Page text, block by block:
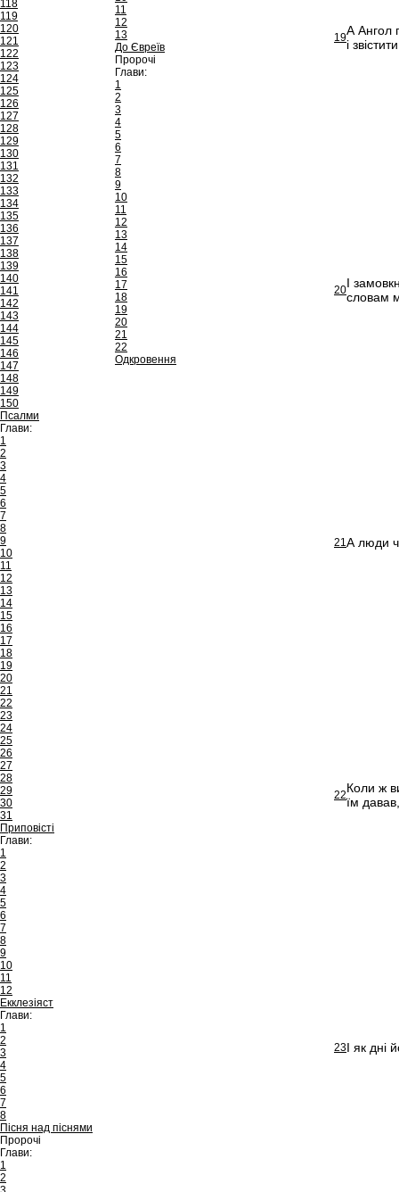
118
119
120
121
122
123
124
125
126
127
128
129
130
131
132
133
134
135
136
137
138
139
140
141
142
143
144
145
146
147
148
149
150
Псалми
Глави:
1
2
3
4
5
6
7
8
9
10
11
12
13
14
15
16
17
18
19
20
21
22
23
24
25
26
27
28
29
30
31
Приповісті
Глави:
1
2
3
4
5
6
7
8
9
10
11
12
Екклезіяст
Глави:
1
2
3
4
5
6
7
8
Пісня над піснями
Пророчі
Глави:
1
2
11
12
13
До Євреїв
Пророчі
Глави:
1
2
3
4
5
6
7
8
9
10
11
12
13
14
15
16
17
18
19
20
21
22
Одкровення
19А Ангол
і
20І
словам
21А люди
22Коли ж
їм
23І як дні